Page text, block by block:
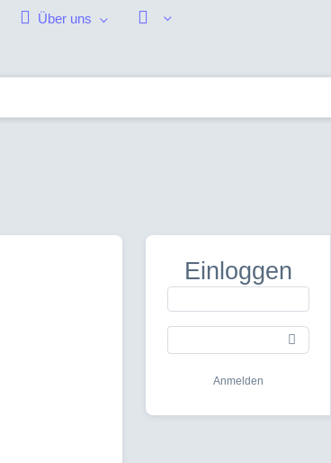
Über uns
Einloggen